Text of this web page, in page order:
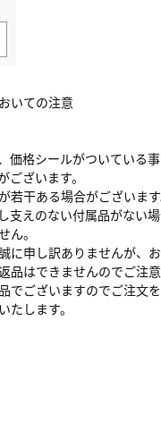
いての注意
価格シールがついている事
ございます。
若干ある場合がございます
支えのない付属品がない場
ん。
に申し訳ありませんが、お
品はできませんのでご注意
でございますのでご注文
します。